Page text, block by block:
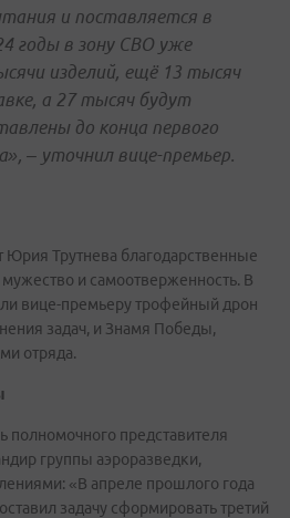
и поставляется в
годы в зону СВО уже
изделий, ещё 13 тысяч
а 27 тысяч будут
до конца первого
– уточнил вице-премьер.
Трутнева благодарственные
и самоотверженность. В
вице-премьеру трофейный дрон
задач, и Знамя Победы,
отряда.
полномочного представителя
группы аэроразведки,
«В апреле прошлого года
задачу сформировать третий